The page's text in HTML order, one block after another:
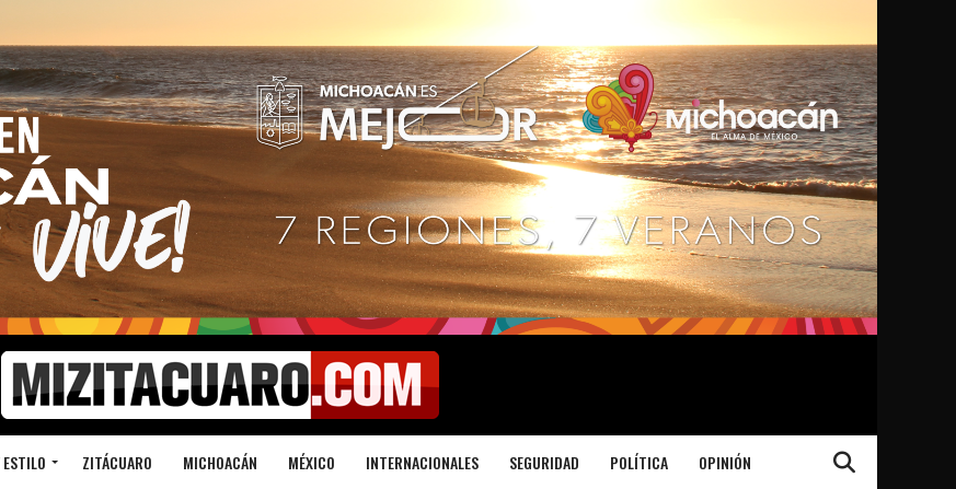
ZITÁCUARO MICHOACÁN MÉXICO INTERNACIONALES SEGURIDAD POLÍTICA OPINIÓN